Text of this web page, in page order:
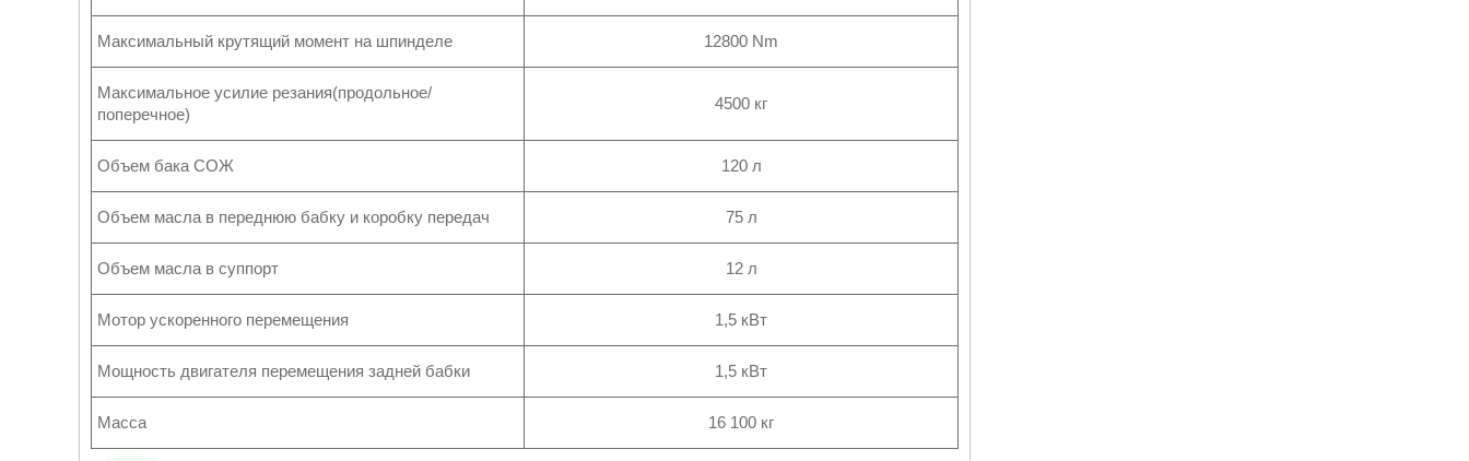
Максимальный крутящий момент на шпинделе 12800 Nm
Максимальное усилие резания(продольное/
поперечное)
4500 кг
Объем бака СОЖ 120 л
Объем масла в переднюю бабку и коробку передач 75 л
Объем масла в суппорт 12 л
Мотор ускоренного перемещения 1,5 кВт
Мощность двигателя перемещения задней бабки 1,5 кВт
Масса 16 100 кг